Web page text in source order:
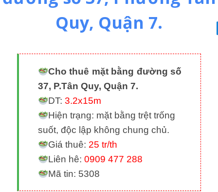
Quy, Quận 7.
Cho thuê mặt bằng đường số
37, P.Tân Quy, Quận 7.
DT: 3.2x15m
Hiện trạng: mặt bằng trệt trống
suốt, độc lập không chung chủ.
Giá thuê: 25 tr/th
Liên hê: 0909 477 288
Mã tin: 5308